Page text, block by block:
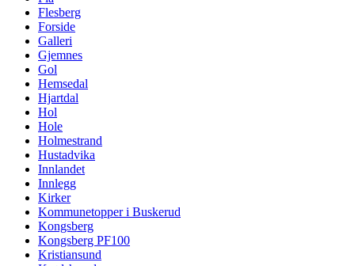
Flesberg
Forside
Galleri
Gjemnes
Gol
Hemsedal
Hjartdal
Hol
Hole
Holmestrand
Hustadvika
Innlandet
Innlegg
Kirker
Kommunetopper i Buskerud
Kongsberg
Kongsberg PF100
Kristiansund